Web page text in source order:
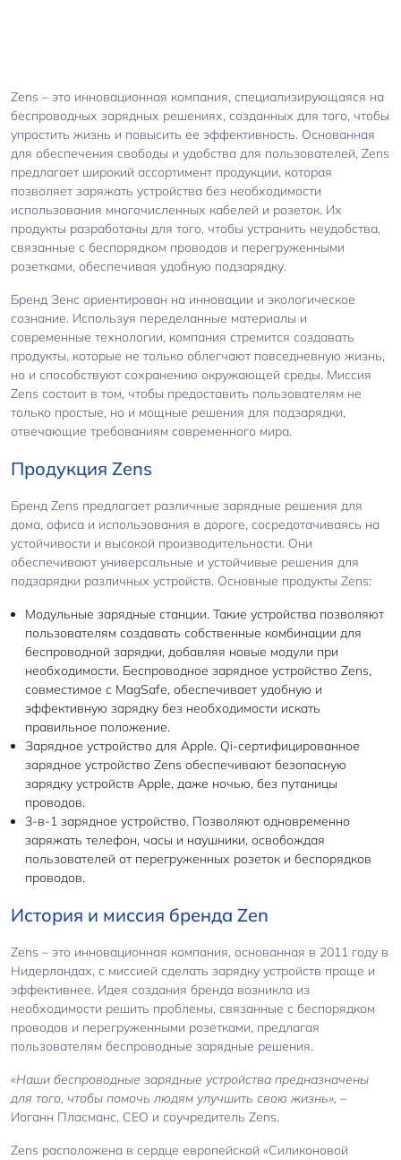
Zens – это инновационная компания, специализирующаяся на
беспроводных зарядных решениях, созданных для того, чтобы
упростить жизнь и повысить ее эффективность. Основанная
для обеспечения свободы и удобства для пользователей, Zens
предлагает широкий ассортимент продукции, которая
позволяет заряжать устройства без необходимости
использования многочисленных кабелей и розеток. Их
продукты разработаны для того, чтобы устранить неудобства,
связанные с беспорядком проводов и перегруженными
розетками, обеспечивая удобную подзарядку.
Бренд Зенс ориентирован на инновации и экологическое
сознание. Используя переделанные материалы и
современные технологии, компания стремится создавать
продукты, которые не только облегчают повседневную жизнь,
но и способствуют сохранению окружающей среды. Миссия
Zens состоит в том, чтобы предоставить пользователям не
только простые, но и мощные решения для подзарядки,
отвечающие требованиям современного мира.
Продукция Zens
Бренд Zens предлагает различные зарядные решения для
дома, офиса и использования в дороге, сосредотачиваясь на
устойчивости и высокой производительности. Они
обеспечивают универсальные и устойчивые решения для
подзарядки различных устройств. Основные продукты Zens:
Модульные зарядные станции. Такие устройства позволяют
пользователям создавать собственные комбинации для
беспроводной зарядки, добавляя новые модули при
необходимости. Беспроводное зарядное устройство Zens,
совместимое с MagSafe, обеспечивает удобную и
эффективную зарядку без необходимости искать
правильное положение.
Зарядное устройство для Apple. Qi-сертифицированное
зарядное устройство Zens обеспечивают безопасную
зарядку устройств Apple, даже ночью, без путаницы
проводов.
3-в-1 зарядное устройство. Позволяют одновременно
заряжать телефон, часы и наушники, освобождая
пользователей от перегруженных розеток и беспорядков
проводов.
История и миссия бренда Zen
Zens – это инновационная компания, основанная в 2011 году в
Нидерландах, с миссией сделать зарядку устройств проще и
эффективнее. Идея создания бренда возникла из
необходимости решить проблемы, связанные с беспорядком
проводов и перегруженными розетками, предлагая
пользователям беспроводные зарядные решения.
«Наши беспроводные зарядные устройства предназначены
для того, чтобы помочь людям улучшить свою жизнь», –
Иоганн Пласманс, CEO и соучредитель Zens.
Zens расположена в сердце европейской «Силиконовой